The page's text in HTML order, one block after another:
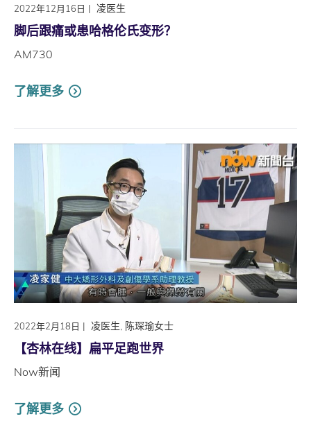
2022年12月16日 | 凌医生
脚后跟痛或患哈格伦氏变形？
AM730
了解更多
2022年2月18日 | 凌医生, 陈琛瑜女士
【杏林在线】扁平足跑世界
Now新闻
了解更多